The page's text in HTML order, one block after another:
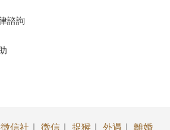
諮詢
徵信社 徵信 捉猴 外遇 離婚